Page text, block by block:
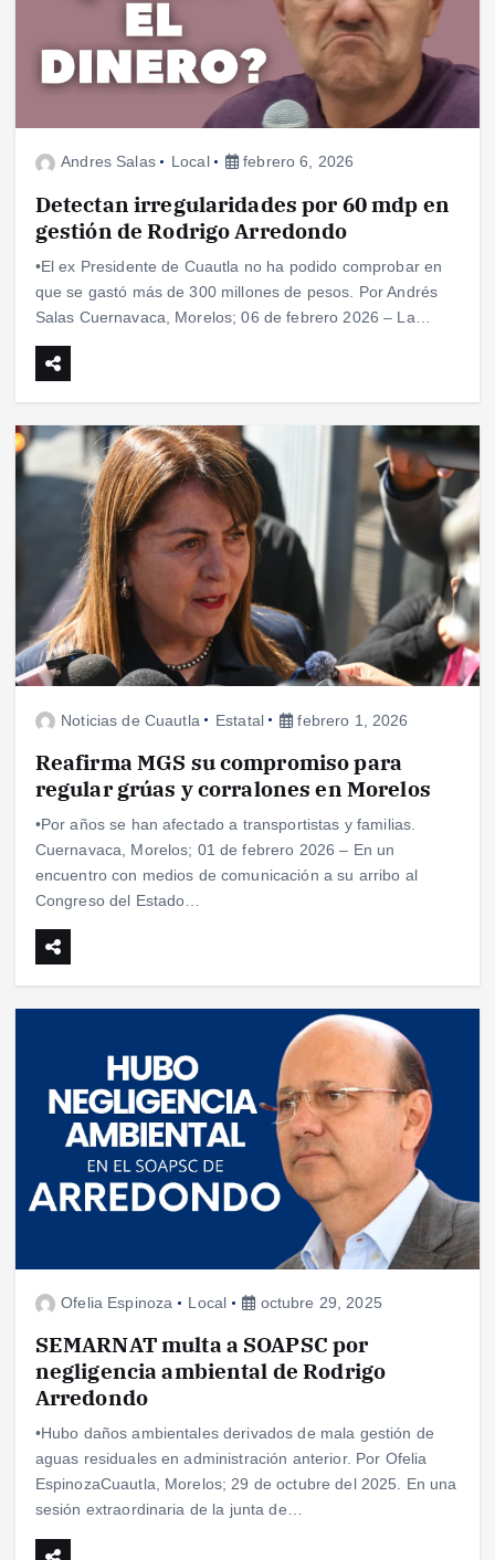
Andres Salas Local febrero 6, 2026
Detectan irregularidades por 60 mdp en
gestión de Rodrigo Arredondo
•El ex Presidente de Cuautla no ha podido comprobar en
que se gastó más de 300 millones de pesos.​ Por Andrés
Salas Cuernavaca, Morelos; 06 de febrero 2026 – ​La…
Noticias de Cuautla Estatal febrero 1, 2026
Reafirma MGS su compromiso para
regular grúas y corralones en Morelos
•Por años se han afectado a transportistas y familias.
Cuernavaca, Morelos; 01 de febrero 2026 – En un
encuentro con medios de comunicación a su arribo al
Congreso del Estado…
Ofelia Espinoza Local octubre 29, 2025
SEMARNAT multa a SOAPSC por
negligencia ambiental de Rodrigo
Arredondo
•Hubo daños ambientales derivados de mala gestión de
aguas residuales en administración anterior. Por Ofelia
EspinozaCuautla, Morelos; 29 de octubre del 2025. En una
sesión extraordinaria de la junta de…